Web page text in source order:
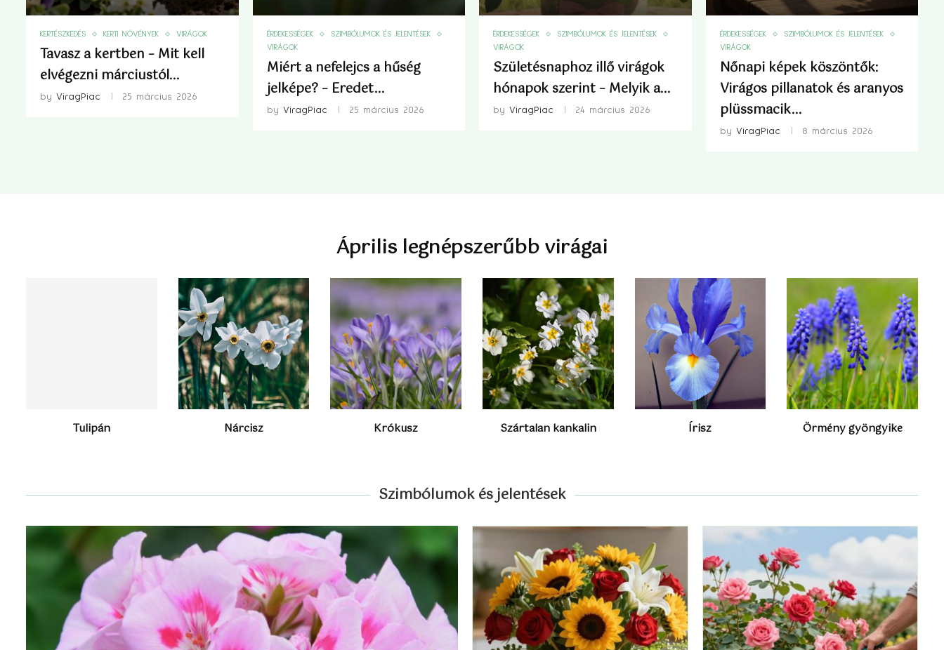
KERTÉSZKEDÉS KERTI NÖVÉNYEK VIRÁGOK
Tavasz a kertben – Mit kell
elvégezni márciustól...
by ViragPiac 25 március 2026
ÉRDEKESSÉGEK
SZIMBÓLUMOK ÉS JELENTÉSEK
VIRÁGOK
Miért a nefelejcs a hűség
jelképe? – Eredet...
by ViragPiac 25 március 2026
ÉRDEKESSÉGEK
SZIMBÓLUMOK ÉS JELENTÉSEK
VIRÁGOK
Születésnaphoz illő virágok
hónapok szerint – Melyik a...
by ViragPiac 24 március 2026
ÉRDEKESSÉGEK
SZIMBÓLUMOK ÉS JELENTÉSEK
VIRÁGOK
Nőnapi képek köszöntők:
Virágos pillanatok és aranyos
plüssmacik...
by ViragPiac 8 március 2026
Április legnépszerűbb virágai
Tulipán Nárcisz Krókusz Szártalan kankalin Írisz Örmény gyöngyike
Szimbólumok és jelentések